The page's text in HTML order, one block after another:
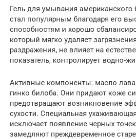
Гель для умывания американского
стал популярным благодаря его
способностям и хорошо
который мягко удаляет
раздражения, не влияет на
показатель, контролирует водно-
Активные компоненты: масло
гинко билоба. Они придают коже
предотвращают возникновение
сухости. Специальная
исключает появление черных
замедляют преждевременное